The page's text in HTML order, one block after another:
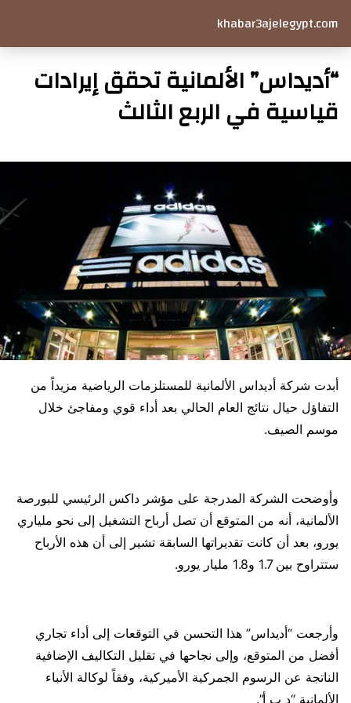
khabar3ajelegypt.com
“أديداس” الألمانية تحقق إيرادات
قياسية في الربع الثالث
أبدت شركة أديداس الألمانية للمستلزمات الرياضية مزيداً من
التفاؤل حيال نتائج العام الحالي بعد أداء قوي ومفاجئ خلال
موسم الصيف.
وأوضحت الشركة المدرجة على مؤشر داكس الرئيسي للبورصة
الألمانية، أنه من المتوقع أن تصل أرباح التشغيل إلى نحو ملياري
يورو، بعد أن كانت تقديراتها السابقة تشير إلى أن هذه الأرباح
ستتراوح بين 1.7 و1.8 مليار يورو.
وأرجعت “أديداس” هذا التحسن في التوقعات إلى أداء تجاري
أفضل من المتوقع، وإلى نجاحها في تقليل التكاليف الإضافية
الناتجة عن الرسوم الجمركية الأميركية، وفقاً لوكالة الأنباء
الألمانية “د ب أ”.